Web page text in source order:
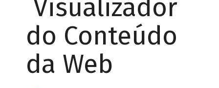
Visualizador
do Conteúdo
da Web